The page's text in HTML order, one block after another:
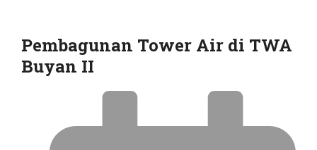
Pembagunan Tower Air di TWA
Buyan II